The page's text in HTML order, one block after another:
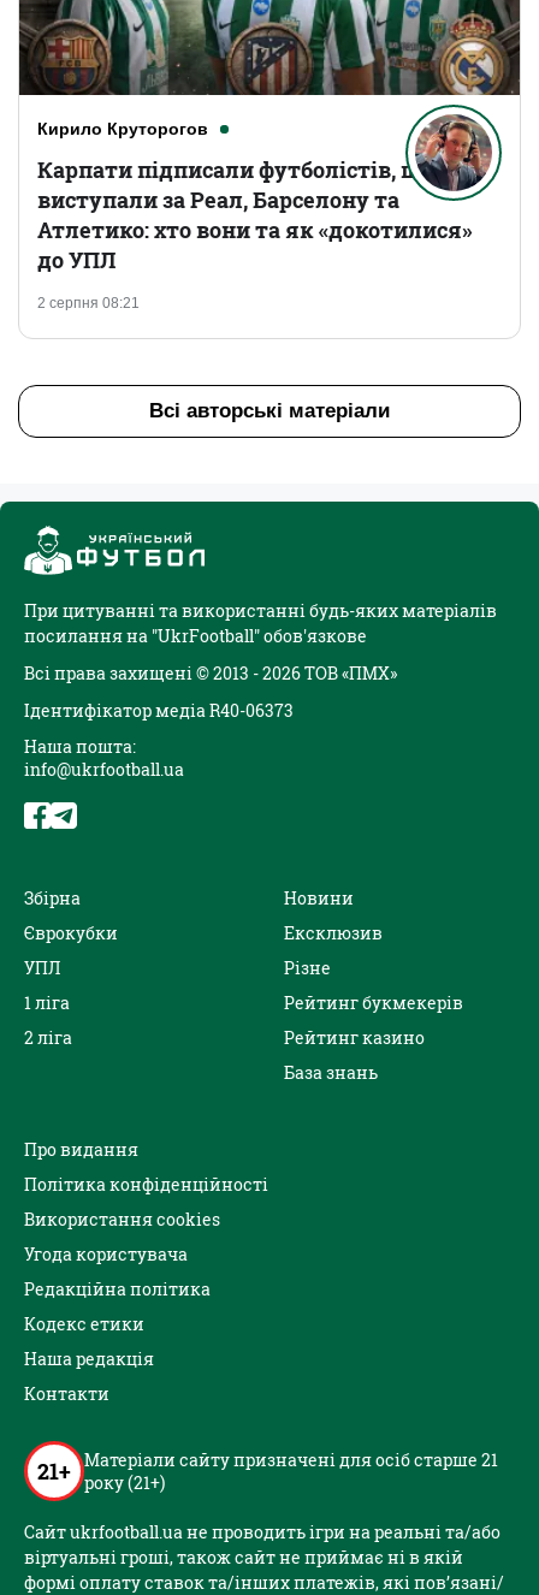
Кирило Круторогов
2 серпня 08:21
Карпати підписали футболістів, що
виступали за Реал, Барселону та
Атлетико: хто вони та як «докотилися»
до УПЛ
Всі авторські матеріали
При цитуванні та використанні будь-яких матеріалів
посилання на "UkrFootball" обов'язкове
Всі права захищені © 2013 - 2026 ТОВ «ПМХ»
Ідентифікатор медіа R40-06373
Наша пошта:
info@ukrfootball.ua
Збірна
Єврокубки
УПЛ
1 ліга
2 ліга
Новини
Ексклюзив
Різне
Рейтинг букмекерів
Рейтинг казино
База знань
Про видання
Політика конфіденційності
Використання cookies
Угода користувача
Редакційна політика
Кодекс етики
Наша редакція
Контакти
21+ Матеріали сайту призначені для осіб старше 21
року (21+)
Сайт ukrfootball.ua не проводить ігри на реальні та/або
віртуальні гроші, також сайт не приймає ні в якій
формі оплату ставок та/інших платежів, які пов’язані/